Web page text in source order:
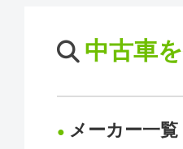
中古車
メーカー一覧